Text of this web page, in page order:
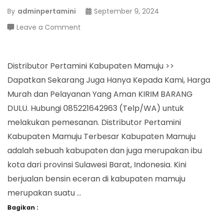
By adminpertamini
September 9, 2024
Leave a Comment
Kabupaten
Mamuju
Distributor Pertamini Kabupaten Mamuju >>
Dapatkan Sekarang Juga Hanya Kepada Kami, Harga
Murah dan Pelayanan Yang Aman KIRIM BARANG
DULU. Hubungi 085221642963 (Telp/WA) untuk
melakukan pemesanan. Distributor Pertamini
Kabupaten Mamuju Terbesar Kabupaten Mamuju
adalah sebuah kabupaten dan juga merupakan ibu
kota dari provinsi Sulawesi Barat, Indonesia. Kini
berjualan bensin eceran di kabupaten mamuju
merupakan suatu …
Bagikan :